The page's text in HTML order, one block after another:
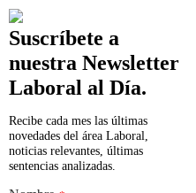
Suscríbete a
nuestra Newsletter
Laboral al Día.
Recibe cada mes las últimas
novedades del área Laboral,
noticias relevantes, últimas
sentencias analizadas.